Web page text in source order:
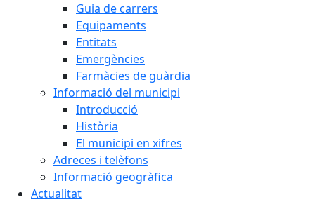
Guia de carrers
Equipaments
Entitats
Emergències
Farmàcies de guàrdia
Informació del municipi
Introducció
Història
El municipi en xifres
Adreces i telèfons
Informació geogràfica
Actualitat